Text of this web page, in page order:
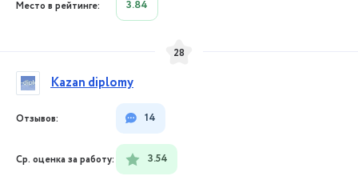
3.84
28
Kazan diplomy
14
3.54